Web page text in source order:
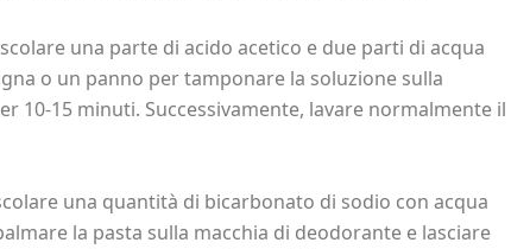
una parte di acido acetico e due parti di acqua
o un panno per tamponare la soluzione sulla
10-15 minuti. Successivamente, lavare normalmente il
una quantità di bicarbonato di sodio con acqua
la pasta sulla macchia di deodorante e lasciare